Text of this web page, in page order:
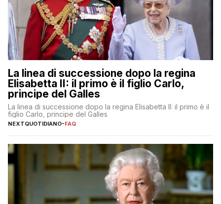
La linea di successione dopo la regina
Elisabetta II: il primo è il figlio Carlo,
principe del Galles
La linea di successione dopo la regina Elisabetta II: il primo è il
figlio Carlo, principe del Galles
NEXTQUOTIDIANO-FAQ